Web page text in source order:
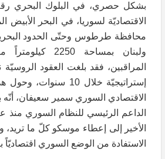
بشكل حصري، في البلوك البحري
الاقتصاديّة لسوريا، في البحر
محافظة طرطوس وحتّى الحدود البحرية
ولبنان بمساحة
إستراتيجيّة خلال 10
الاقتصادي السوري سمير سعيفان،
الأخير إلى إعطاء موسكو كلّ ما تريد،
الاستفادة من الوضع السوري اقتصاديّاً